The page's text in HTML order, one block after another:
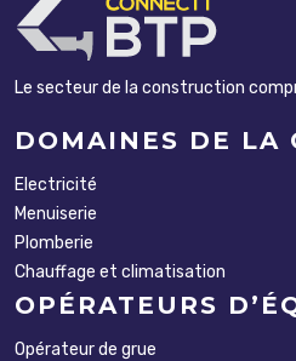
Le secteur de la construction
DOMAINES DE LA
Electricité
Menuiserie
Plomberie
Chauffage et climatisation
OPÉRATEURS
Opérateur de grue